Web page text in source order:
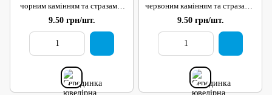
чорним камінням та стразами,
2,6×2,3 см, золото, арт 020735
9.50 грн/шт.
червоним камінням та стразами,
2,6×2,3 см, золото, арт 020734
9.50 грн/шт.